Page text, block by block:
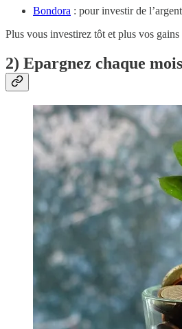
Bondora : pour investir de
Plus vous investirez tôt et plus vos
2) Epargnez chaque